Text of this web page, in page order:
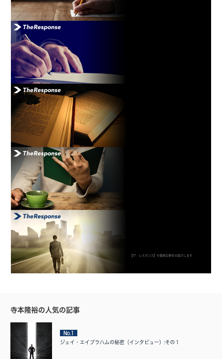
【ザ・レスポンス】の最新記事をお届けします
寺本隆裕の人気の記事
No.1
ジェイ・エイブラハムの秘密（インタビュー）:その１